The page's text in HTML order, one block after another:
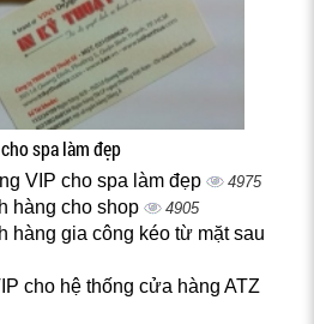
spa làm đẹp
VIP cho spa làm đẹp 4975
hàng cho shop 4905
hàng gia công kéo từ mặt sau
cho hệ thống cửa hàng ATZ